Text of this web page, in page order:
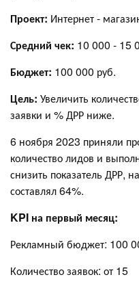
Проект: Интернет -
Средний чек: 10 000 - 15
Бюджет: 100 000 руб.
Цель: Увеличить
заявки и % ДРР ниже.
6 ноября 2023 приняли
количество лидов и
снизить показатель ДРР,
составлял 64%.
KPI на первый месяц:
Рекламный бюджет: 100
Количество заявок: от 15